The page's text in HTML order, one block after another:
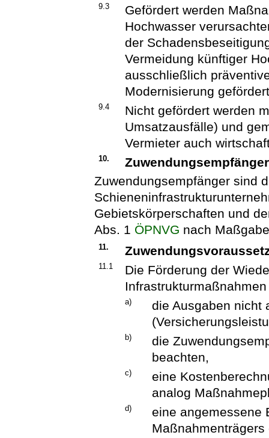
9.3
Gefördert werden
Hochwasser
der
Vermeidung künftiger
ausschließlich
Modernisierung
9.4
Nicht gefördert werden
Umsatzausfälle) und
Vermieter auch
10.
Zuwendungsempfänger
Zuwendungsempfänger sind
Gebietskörperschaften und
Abs. 1 ÖPNVG nach
11.
11.1
Die Förderung der
a)
die Ausgaben nicht
b)
die
beachten,
c)
eine
analog
d)
eine angemessene